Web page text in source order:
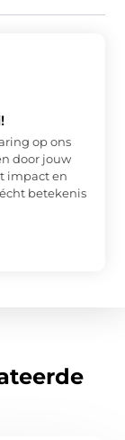
op ons
door jouw
impact en
betekenis